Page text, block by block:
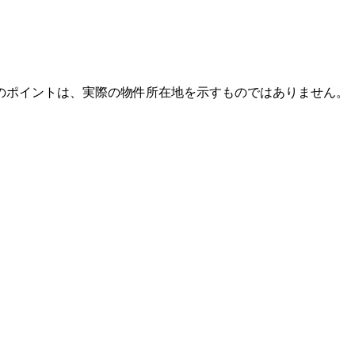
ポイントは、実際の物件所在地を示すものではありません。